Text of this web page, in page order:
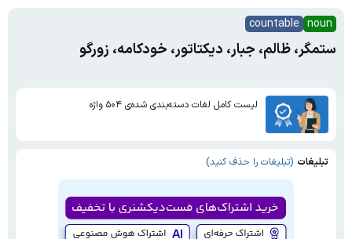
noun
countable
ستمگر، ظالم، جبار، دیکتاتور، خودکامه، زورگو
لیست کامل لغات دسته‌بندی شده‌ی ۵۰۴ واژه
تبلیغات (تبلیغات را حذف کنید)